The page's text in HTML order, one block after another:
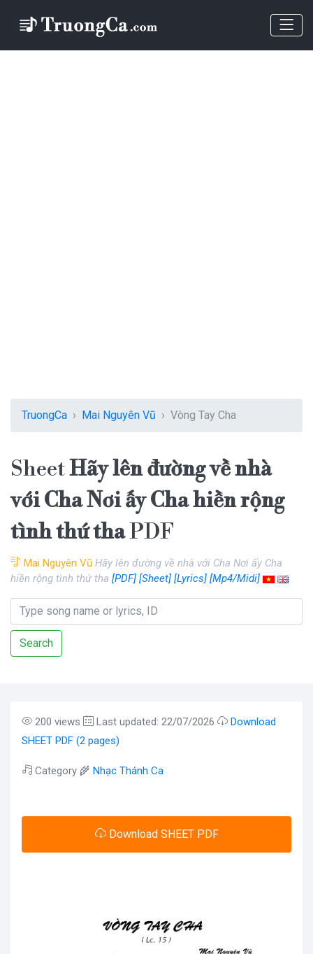
TruongCa Mai Nguyên Vũ Vòng Tay Cha
SheetHãy lên đường về nhà
với Cha Nơi ấy Cha hiền rộng
tình thứ thaPDF
Mai Nguyên Vũ Hãy lên đường về nhà với Cha Nơi ấy Cha
hiền rộng tình thứ tha [PDF] [Sheet] [Lyrics] [Mp4/Midi]
Search
200 views Last updated: 22/07/2026
Download
SHEET PDF (2 pages)
Category 🌾 Nhạc Thánh Ca
Download SHEET PDF